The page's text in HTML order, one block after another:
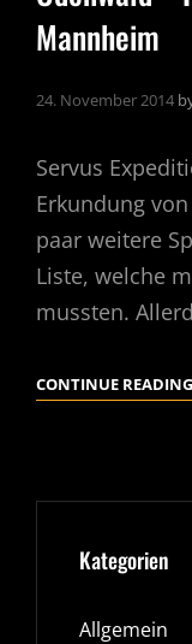
Mannheim
24. November 2014
Servus
Erkundung
paar weitere
Liste, welche
mussten.
CONTINUE
Kategorien
Allgemein